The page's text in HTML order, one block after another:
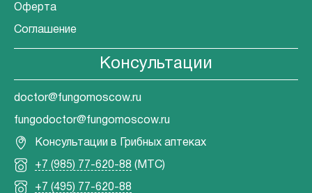
Оферта
Соглашение
Консультации
doctor@fungomoscow.ru
fungodoctor@fungomoscow.ru
Консультации в Грибных аптеках
+7 (985) 77-620-88 (МТС)
+7 (495) 77-620-88